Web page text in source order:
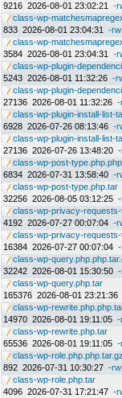
9216 2026-08-01 23:02:21 -
class-wp-
833 2026-08-01 23:04:31 -
class-wp-
3584 2026-08-01 23:04:31 -
class-wp-plugin-
5243 2026-08-01 11:32:26 -
class-wp-plugin-
27136 2026-08-01 11:32:26 -
class-wp-plugin-install-list-
6928 2026-07-26 08:13:46 -
class-wp-plugin-install-list-
27136 2026-07-26 13:48:20
class-wp-post-
6834 2026-07-31 13:58:40 -
class-wp-post-type.php.tar
32256 2026-08-05 03:12:25
class-wp-privacy-requests-
4192 2026-07-27 00:07:04 -
class-wp-privacy-requests-
16384 2026-07-27 00:07:04
class-wp-
32242 2026-08-01 15:30:50
class-wp-query.php.tar
165376 2026-08-01 23:21:36
class-wp-
14970 2026-08-01 19:11:05 -
class-wp-rewrite.php.tar
65536 2026-08-01 19:11:05 -
class-wp-role.php.php.tar.gz
892 2026-07-31 10:30:27 -
class-wp-role.php.tar
4096 2026-07-31 17:21:47 -